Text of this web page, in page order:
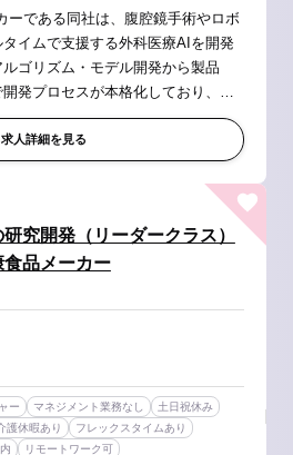
ーである同社は、腹腔鏡手術やロボ
イムで支援する外科医療AIを開発
ゴリズム・モデル開発から製品
発プロセスが本格化しており、事
進めています。 本ポジション
を中...
求人詳細を見る
究開発（リーダークラス）
食品メーカー
ー マネジメント業務なし
土日祝休み
護休暇あり
フレックスタイムあり
リモートワーク可